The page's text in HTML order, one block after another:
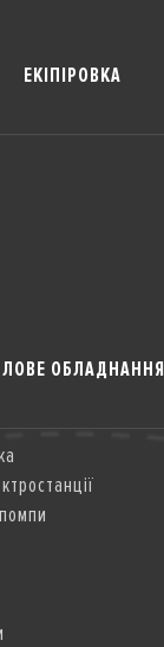
ЕКІПІРОВКА
ОБЛАДНАННЯ